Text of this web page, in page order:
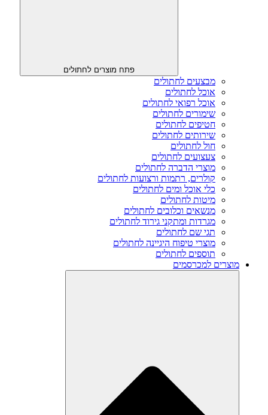
פתח מוצרים לחתולים
מבצעים לחתולים
אוכל לחתולים
אוכל רפואי לחתולים
שימורים לחתולים
חטיפים לחתולים
שירותים לחתולים
חול לחתולים
צעצועים לחתולים
מוצרי הדברה לחתולים
קולרים, רתמות ורצועות לחתולים
כלי אוכל ומים לחתולים
מיטות לחתולים
מנשאים וכלובים לחתולים
מגרדות ומתקני גירוד לחתולים
תגי שם לחתולים
מוצרי טיפוח היגיינה לחתולים
תוספים לחתולים
מוצרים למכרסמים